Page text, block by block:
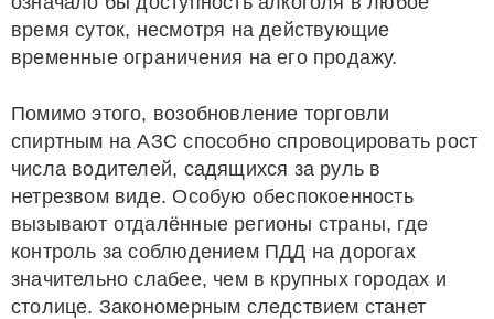
время суток, несмотря на действующие
временные ограничения на его продажу.
Помимо этого, возобновление торговли
спиртным на АЗС способно спровоцировать рост
числа водителей, садящихся за руль в
нетрезвом виде. Особую обеспокоенность
вызывают отдалённые регионы страны, где
контроль за соблюдением ПДД на дорогах
значительно слабее, чем в крупных городах и
столице. Закономерным следствием станет